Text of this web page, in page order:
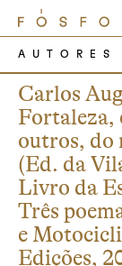
AUTORES
Carlos
Fortaleza,
outros, do
(Ed. da
Livro da
Três
e
Edições,